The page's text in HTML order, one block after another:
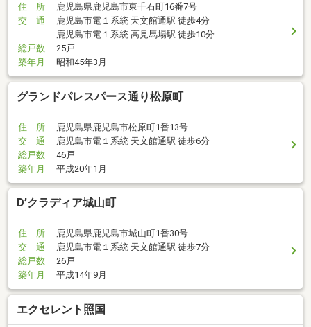
住 所
鹿児島県鹿児島市東千石町16番7号
交 通
鹿児島市電１系統 天文館通駅 徒歩4分
鹿児島市電１系統 高見馬場駅 徒歩10分
総戸数
25戸
築年月
昭和45年3月
グランドパレスパース通り松原町
住 所
鹿児島県鹿児島市松原町1番13号
交 通
鹿児島市電１系統 天文館通駅 徒歩6分
総戸数
46戸
築年月
平成20年1月
D’クラディア城山町
住 所
鹿児島県鹿児島市城山町1番30号
交 通
鹿児島市電１系統 天文館通駅 徒歩7分
総戸数
26戸
築年月
平成14年9月
エクセレント照国